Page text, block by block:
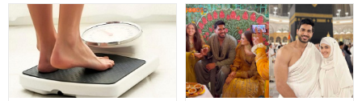
کی سنگین بیماری کے لیے
آسان ترین نسخہ جو آپ
کی ہڈیاں مضبوط کر دے گا
سستی چیز کے مہنگے
فائدے